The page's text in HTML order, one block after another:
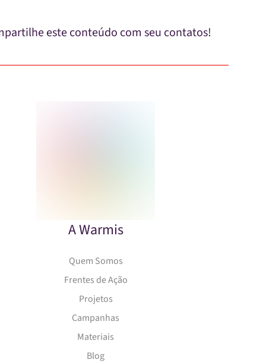
este conteúdo com seu contatos!
A Warmis
Quem Somos
Frentes de Ação
Projetos
Campanhas
Materiais
Blog